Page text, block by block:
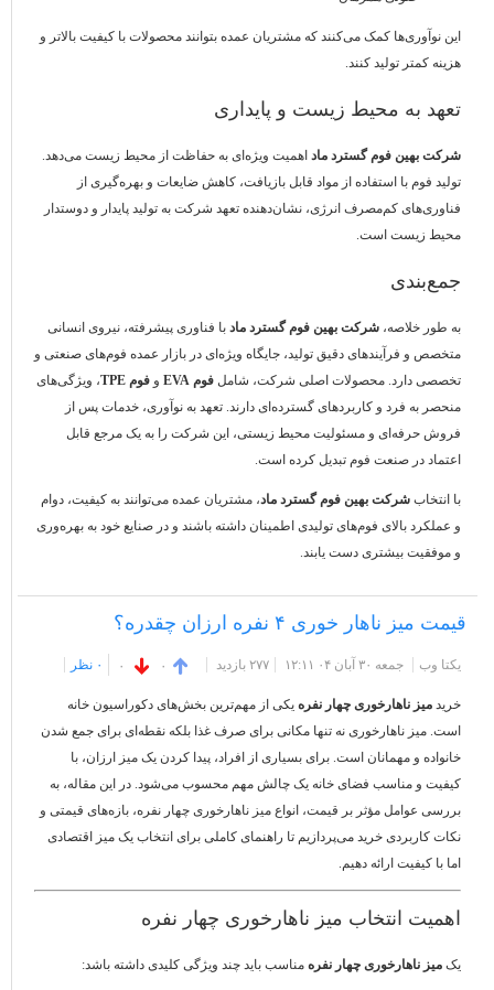
این نوآوری‌ها کمک می‌کنند که مشتریان عمده بتوانند محصولات با کیفیت بالاتر و
هزینه کمتر تولید کنند.
تعهد به محیط زیست و پایداری
شرکت بهین فوم گسترد ماد اهمیت ویژه‌ای به حفاظت از محیط زیست می‌دهد.
تولید فوم با استفاده از مواد قابل بازیافت، کاهش ضایعات و بهره‌گیری از
فناوری‌های کم‌مصرف انرژی، نشان‌دهنده تعهد شرکت به تولید پایدار و دوستدار
محیط زیست است.
جمع‌بندی
به طور خلاصه، شرکت بهین فوم گسترد ماد با فناوری پیشرفته، نیروی انسانی
متخصص و فرآیندهای دقیق تولید، جایگاه ویژه‌ای در بازار عمده فوم‌های صنعتی و
تخصصی دارد. محصولات اصلی شرکت، شامل فوم EVA و فوم TPE
، ویژگی‌های
منحصر به فرد و کاربردهای گسترده‌ای دارند. تعهد به نوآوری، خدمات پس از
فروش حرفه‌ای و مسئولیت محیط زیستی، این شرکت را به یک مرجع قابل
اعتماد در صنعت فوم تبدیل کرده است.
با انتخاب شرکت بهین فوم گسترد ماد، مشتریان عمده می‌توانند به کیفیت، دوام
و عملکرد بالای فوم‌های تولیدی اطمینان داشته باشند و در صنایع خود به بهره‌وری
و موفقیت بیشتری دست یابند.
قیمت میز ناهار خوری ۴ نفره ارزان چقدره؟
یکتا وب جمعه ۳۰ آبان ۰۴ ۱۲:۱۱ ۲۷۷ بازديد ۰ ۰ ۰ نظر
خرید میز ناهارخوری چهار نفره یکی از مهم‌ترین بخش‌های دکوراسیون خانه
است. میز ناهارخوری نه تنها مکانی برای صرف غذا بلکه نقطه‌ای برای جمع شدن
خانواده و مهمانان است. برای بسیاری از افراد، پیدا کردن یک میز ارزان، با
کیفیت و مناسب فضای خانه یک چالش مهم محسوب می‌شود. در این مقاله، به
بررسی عوامل مؤثر بر قیمت، انواع میز ناهارخوری چهار نفره، بازه‌های قیمتی و
نکات کاربردی خرید می‌پردازیم تا راهنمای کاملی برای انتخاب یک میز اقتصادی
اما با کیفیت ارائه دهیم.
اهمیت انتخاب میز ناهارخوری چهار نفره
یک میز ناهارخوری چهار نفره مناسب باید چند ویژگی کلیدی داشته باشد: